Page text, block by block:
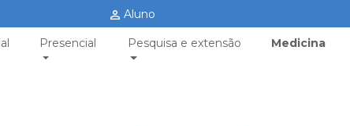
Aluno
Presencial Pesquisa e extensão Medicina